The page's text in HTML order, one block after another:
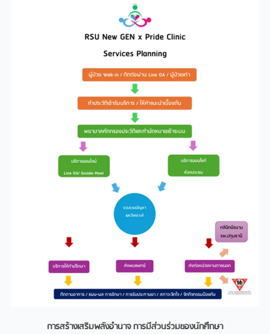
การสร้างเสริมพลังอำนาจ การมีส่วนร่วมของนักศึกษา